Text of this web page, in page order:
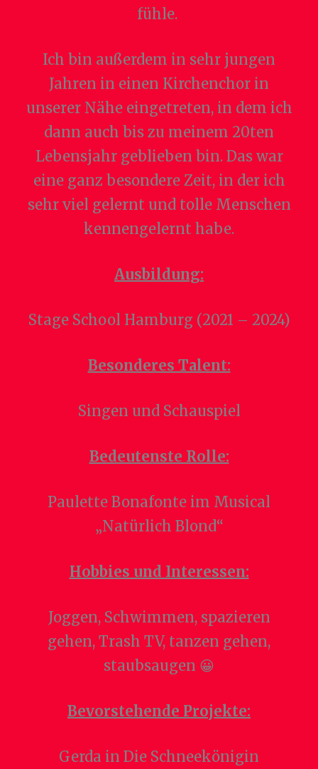
fühle.
Ich bin außerdem in sehr jungen
Jahren in einen Kirchenchor in
unserer Nähe eingetreten, in dem ich
dann auch bis zu meinem 20ten
Lebensjahr geblieben bin. Das war
eine ganz besondere Zeit, in der ich
sehr viel gelernt und tolle Menschen
kennengelernt habe.
Ausbildung:
Stage School Hamburg (2021 – 2024)
Besonderes Talent:
Singen und Schauspiel
Bedeutenste Rolle:
Paulette Bonafonte im Musical
„Natürlich Blond“
Hobbies und Interessen:
Joggen, Schwimmen, spazieren
gehen, Trash TV, tanzen gehen,
staubsaugen 😀
Bevorstehende Projekte:
Gerda in Die Schneekönigin